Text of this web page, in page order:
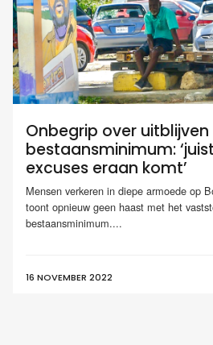
Onbegrip over uitblijven
bestaansminimum:
excuses eraan komt’
Mensen verkeren in diepe armoede op
toont opnieuw geen haast met het
bestaansminimum....
16 NOVEMBER 2022